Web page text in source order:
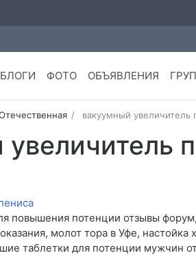
БЛОГИ ФОТО ОБЪЯВЛЕНИЯ
вакуумный увеличитель
повышения потенции отзывы
молот тора в Уфе,
таблетки для потенции мужчин